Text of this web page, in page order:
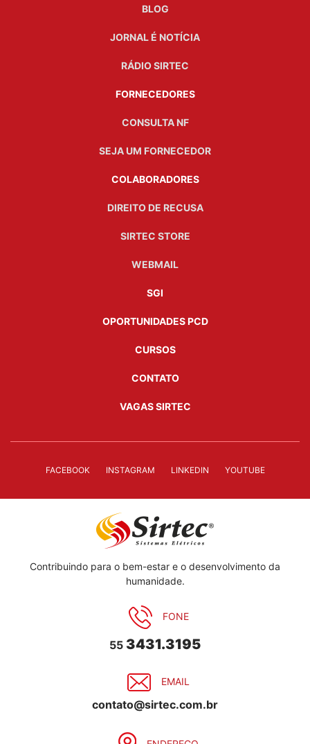
BLOG
JORNAL É NOTÍCIA
RÁDIO SIRTEC
FORNECEDORES
CONSULTA NF
SEJA UM FORNECEDOR
COLABORADORES
DIREITO DE RECUSA
SIRTEC STORE
WEBMAIL
SGI
OPORTUNIDADES PCD
CURSOS
CONTATO
VAGAS SIRTEC
FACEBOOK INSTAGRAM LINKEDIN YOUTUBE
Contribuindo para o bem-estar e o desenvolvimento da
humanidade.
FONE
55 3431.3195
EMAIL
contato@sirtec.com.br